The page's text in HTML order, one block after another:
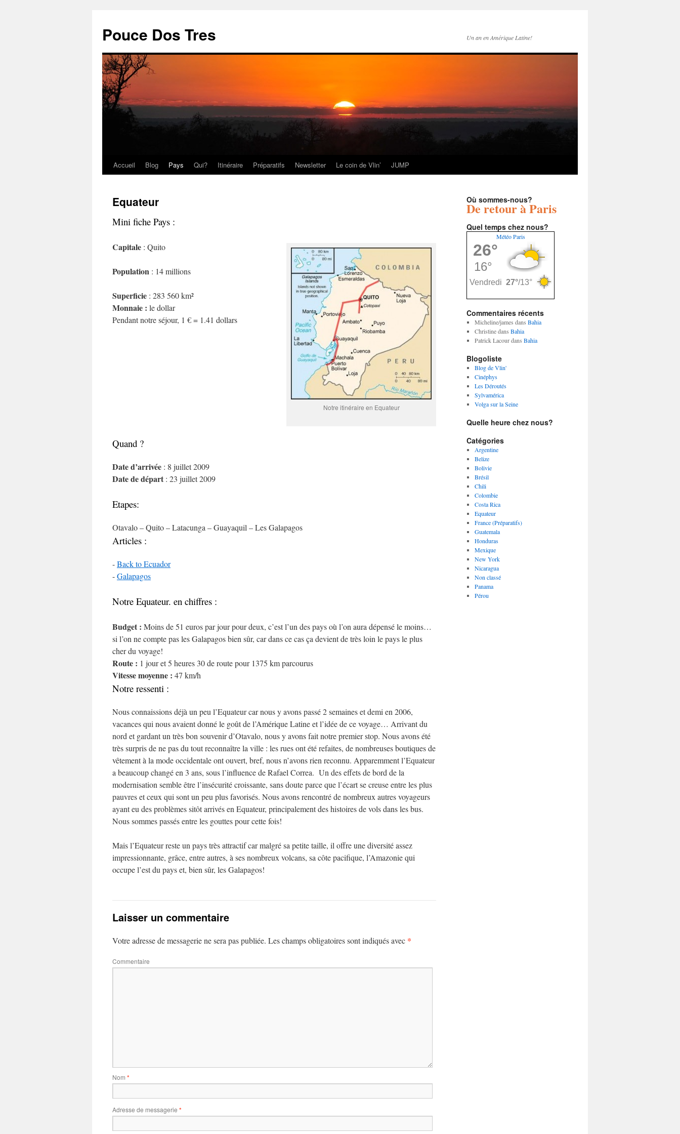
Pouce Dos Tres Un an en Amérique Latine!
Aller
contenu
Accueil Blog Pays Qui? Itinéraire Préparatifs Newsletter Le coin de Vlin’ JUMP
Equateur
Mini fiche Pays :
Notre itinéraire en Equateur
Capitale : Quito
Population : 14 millions
Superficie : 283 560 km²
Monnaie : le dollar
Pendant notre séjour, 1 € = 1.41 dollars
Quand ?
Date d’arrivée : 8 juillet 2009
Date de départ : 23 juillet 2009
Etapes:
Otavalo – Quito – Latacunga – Guayaquil – Les Galapagos
Articles :
-Back to Ecuador
-Galapagos
Notre Equateur. en chiffres :
Budget : Moins de 51 euros par jour pour deux, c’est l’un des pays où l’on aura dépensé le moins…
si l’on ne compte pas les Galapagos bien sûr, car dans ce cas ça devient de très loin le pays le plus
cher du voyage!
Route : 1 jour et 5 heures 30 de route pour 1375 km parcourus
Vitesse moyenne : 47 km/h
Notre ressenti :
Nous connaissions déjà un peu l’Equateur car nous y avons passé 2 semaines et demi en 2006,
vacances qui nous avaient donné le goût de l’Amérique Latine et l’idée de ce voyage… Arrivant du
nord et gardant un très bon souvenir d’Otavalo, nous y avons fait notre premier stop. Nous avons été
très surpris de ne pas du tout reconnaître la ville : les rues ont été refaites, de nombreuses boutiques de
vêtement à la mode occidentale ont ouvert, bref, nous n’avons rien reconnu. Apparemment l’Equateur
a beaucoup changé en 3 ans, sous l’influence de Rafael Correa. Un des effets de bord de la
modernisation semble être l’insécurité croissante, sans doute parce que l’écart se creuse entre les plus
pauvres et ceux qui sont un peu plus favorisés. Nous avons rencontré de nombreux autres voyageurs
ayant eu des problèmes sitôt arrivés en Equateur, principalement des histoires de vols dans les bus.
Nous sommes passés entre les gouttes pour cette fois!
Mais l’Equateur reste un pays très attractif car malgré sa petite taille, il offre une diversité assez
impressionnante, grâce, entre autres, à ses nombreux volcans, sa côte pacifique, l’Amazonie qui
occupe l’est du pays et, bien sûr, les Galapagos!
Laisser un commentaire
Votre adresse de messagerie ne sera pas publiée. Les champs obligatoires sont indiqués avec *
Commentaire
Nom *
Adresse de messagerie *
Où sommes-nous?
De retour à Paris
Quel temps chez nous?
Météo Paris
Commentaires récents
Micheline/james dans Bahia
Christinedans Bahia
Patrick Lacourdans Bahia
Blogoliste
Blog de Vlin'
Cinéphys
Les Déroutés
Sylvamérica
Volga sur la Seine
Quelle heure chez nous?
Catégories
Argentine
Belize
Bolivie
Brésil
Chili
Colombie
Costa Rica
Equateur
France (Préparatifs)
Guatemala
Honduras
Mexique
New York
Nicaragua
Non classé
Panama
Pérou